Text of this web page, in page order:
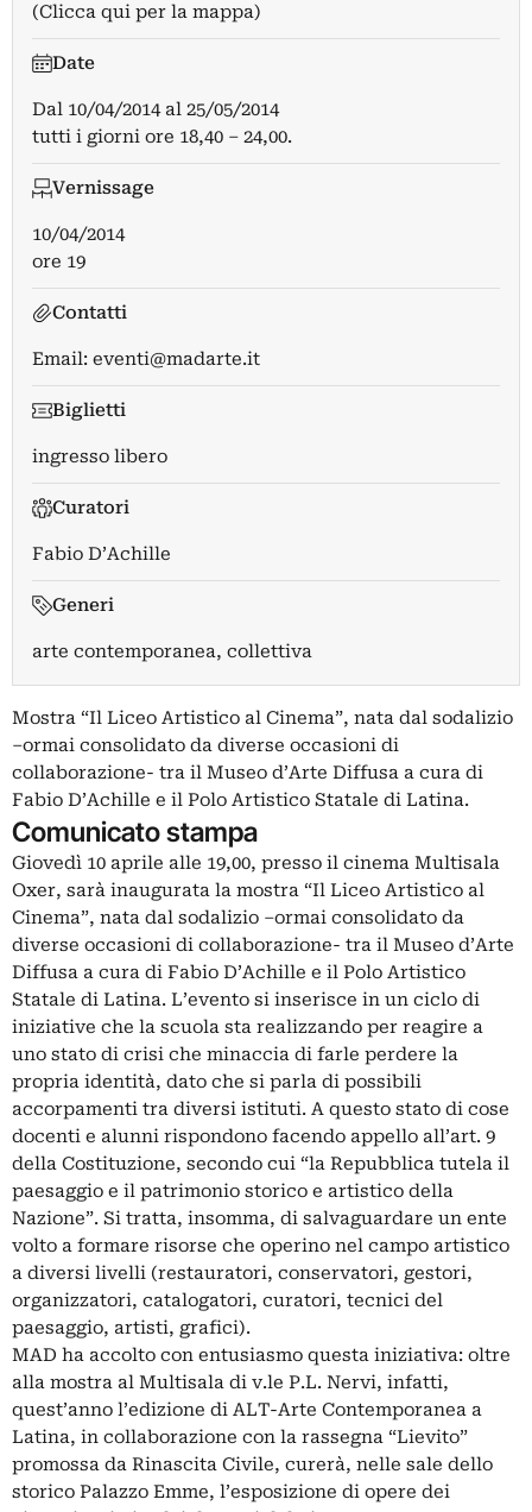
(Clicca qui per la mappa)
Date
Dal 10/04/2014al 25/05/2014
tutti i giorni ore 18,40 – 24,00.
Vernissage
10/04/2014
ore 19
Contatti
Email: eventi@madarte.it
Biglietti
ingresso libero
Curatori
Fabio D’Achille
Generi
arte contemporanea, collettiva
Mostra “Il Liceo Artistico al Cinema”, nata dal sodalizio
–ormai consolidato da diverse occasioni di
collaborazione- tra il Museo d’Arte Diffusa a cura di
Fabio D’Achille e il Polo Artistico Statale di Latina.
Comunicato stampa
Giovedì 10 aprile alle 19,00, presso il cinema Multisala
Oxer, sarà inaugurata la mostra “Il Liceo Artistico al
Cinema”, nata dal sodalizio –ormai consolidato da
diverse occasioni di collaborazione- tra il Museo d’Arte
Diffusa a cura di Fabio D’Achille e il Polo Artistico
Statale di Latina. L’evento si inserisce in un ciclo di
iniziative che la scuola sta realizzando per reagire a
uno stato di crisi che minaccia di farle perdere la
propria identità, dato che si parla di possibili
accorpamenti tra diversi istituti. A questo stato di cose
docenti e alunni rispondono facendo appello all’art. 9
della Costituzione, secondo cui “la Repubblica tutela il
paesaggio e il patrimonio storico e artistico della
Nazione”. Si tratta, insomma, di salvaguardare un ente
volto a formare risorse che operino nel campo artistico
a diversi livelli (restauratori, conservatori, gestori,
organizzatori, catalogatori, curatori, tecnici del
paesaggio, artisti, grafici).
MAD ha accolto con entusiasmo questa iniziativa: oltre
alla mostra al Multisala di v.le P.L. Nervi, infatti,
quest’anno l’edizione di ALT-Arte Contemporanea a
Latina, in collaborazione con la rassegna “Lievito”
promossa da Rinascita Civile, curerà, nelle sale dello
storico Palazzo Emme, l’esposizione di opere dei